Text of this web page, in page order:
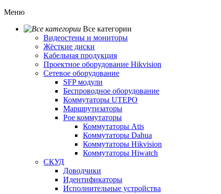
Меню
Все категории
Видеостены и мониторы
Жёсткие диски
Кабельная продукция
Проектное оборудование Hikvision
Сетевое оборудование
SFP модули
Беспроводное оборудование
Коммутаторы UTEPO
Маршрутизаторы
Poe коммутаторы
Коммутаторы Atis
Коммутаторы Dahua
Коммутаторы Hikvision
Коммутаторы Hiwatch
СКУД
Доводчики
Идентификаторы
Исполнительные устройства